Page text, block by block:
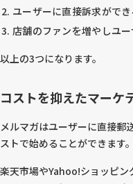
ユーザーに直接訴求ができ
店舗のファンを増やしユ
以上の3つになります。
コストを抑えたマーケ
メルマガはユーザーに直接郵
ストで始めることができます。
楽天市場やYahoo!ショッピ